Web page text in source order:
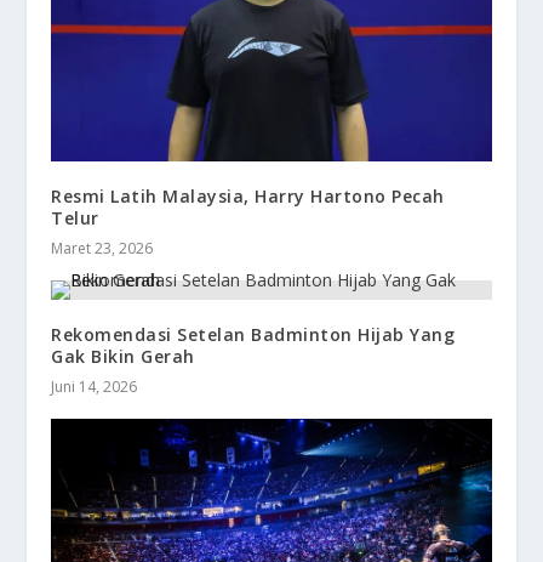
Resmi Latih Malaysia, Harry Hartono Pecah
Telur
Maret 23, 2026
Rekomendasi Setelan Badminton Hijab Yang
Gak Bikin Gerah
Juni 14, 2026